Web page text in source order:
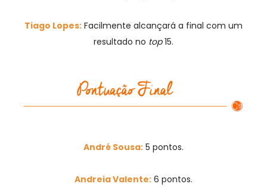
Tiago Lopes: Facilmente alcançará a final com um
resultado no top15.
André Sousa: 5 pontos.
Andreia Valente: 6 pontos.